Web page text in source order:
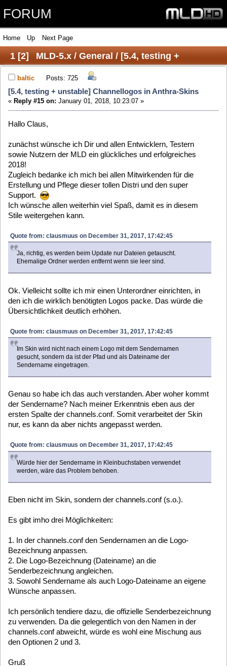
FORUM
1[2] MLD-5.x / General / [5.4, testing +
unstable] Channellogos in Anthra-Skins
baltic Posts: 725
[5.4, testing + unstable] Channellogos in Anthra-Skins
Hallo Claus,
zunächst wünsche ich Dir und allen Entwicklern, Testern
sowie Nutzern der MLD ein glückliches und erfolgreiches
Zugleich bedanke ich mich bei allen Mitwirkenden für die
Erstellung und Pflege dieser tollen Distri und den super
Support.
Ich wünsche allen weiterhin viel Spaß, damit es in diesem
Stile weitergehen kann.
Quote from: clausmuus on December 31, 2017, 17:42:45
Ja, richtig, es werden beim Update nur Dateien getauscht.
Ehemalige Ordner werden entfernt wenn sie leer sind.
Ok. Vielleicht sollte ich mir einen Unterordner einrichten, in
den ich die wirklich benötigten Logos packe. Das würde die
Übersichtlichkeit deutlich erhöhen.
Im Skin wird nicht nach einem Logo mit dem Sendernamen
gesucht, sondern da ist der Pfad und als Dateiname der
Sendername eingetragen.
Genau so habe ich das auch verstanden. Aber woher kommt
der Sendername? Nach meiner Erkenntnis eben aus der
ersten Spalte der channels.conf. Somit verarbeitet der Skin
nur, es kann da aber nichts angepasst werden.
werden, wäre das Problem behoben.
Eben nicht im Skin, sondern der channels.conf (s.o.).
1. In der channels.conf den Sendernamen an die Logo-
Bezeichnung anpassen.
2. Die Logo-Bezeichnung (Dateiname) an die
Senderbezeichnung angleichen.
3. Sowohl Sendername als auch Logo-Dateiname an eigene
zu verwenden. Da die gelegentlich von den Namen in der
channels.conf abweicht, würde es wohl eine Mischung aus
Gruß
Peter
clausmuus Posts: 21462
[5.4, testing + unstable] Channellogos in Anthra-Skins
Nein, es gibt auch noch eine vierte Möglichkeit: das Text2skin
Plugin stellt den Sendernamen in Kleinbuchstaben zur
Verfügung, oder eine Funktion um einen Text in
Kleinbuchstaben umzuwandeln. In jedem Fall ist eine
das Problem zu beheben.